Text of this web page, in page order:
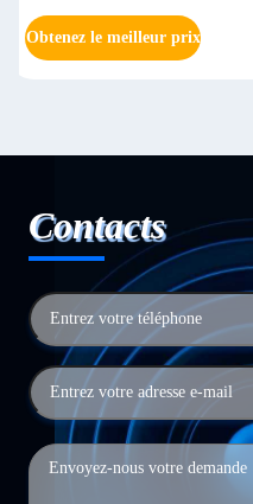
Obtenez le meilleur prix
Contacts